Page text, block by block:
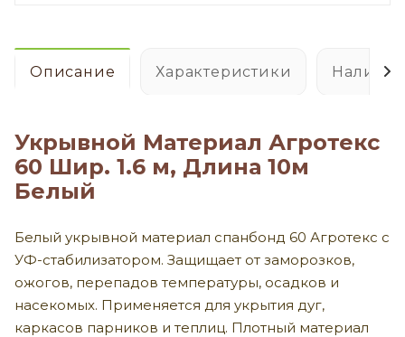
Описание Характеристики
Укрывной Материал Агротекс
60 Шир. 1.6 м, Длина 10м
Белый
Белый укрывной материал спанбонд 60 Агротекс с
УФ-стабилизатором. Защищает от заморозков,
ожогов, перепадов температуры, осадков и
насекомых. Применяется для укрытия дуг,
каркасов парников и теплиц. Плотный материал